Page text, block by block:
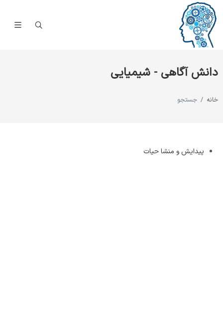
دانش آگاهی - شیمیایی
خانه جستجو
پيدايش و منشا حيات